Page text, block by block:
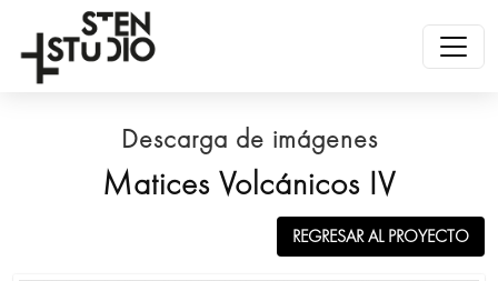
Descarga de imágenes
Matices Volcánicos IV
REGRESAR AL PROYECTO